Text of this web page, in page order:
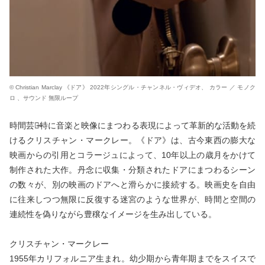
© Christian Marclay 《ドア》 2022年シングル・チャンネル・ヴィデオ、 カラー ／ モノク
ロ 、サウンド 無限ループ
時間芸術̶̶特に音楽と映像にまつわる表現によって革新的な活動を続
けるクリスチャン・マークレー。《ドア》は、古今東西の膨大な
映画からの引用とコラージュによって、10年以上の歳月をかけて
制作された大作。丹念に収集・分類されたドアにまつわるシーン
の数々が、別の映画のドアへと滑らかに接続する。映画史を自由
に往来しつつ無限に反復する迷宮のような世界が、時間と空間の
連続性を偽りながら豊穣なイメージを生み出している。
クリスチャン・マークレー
1955年カリフォルニア生まれ。幼少期から青年期までをスイスで